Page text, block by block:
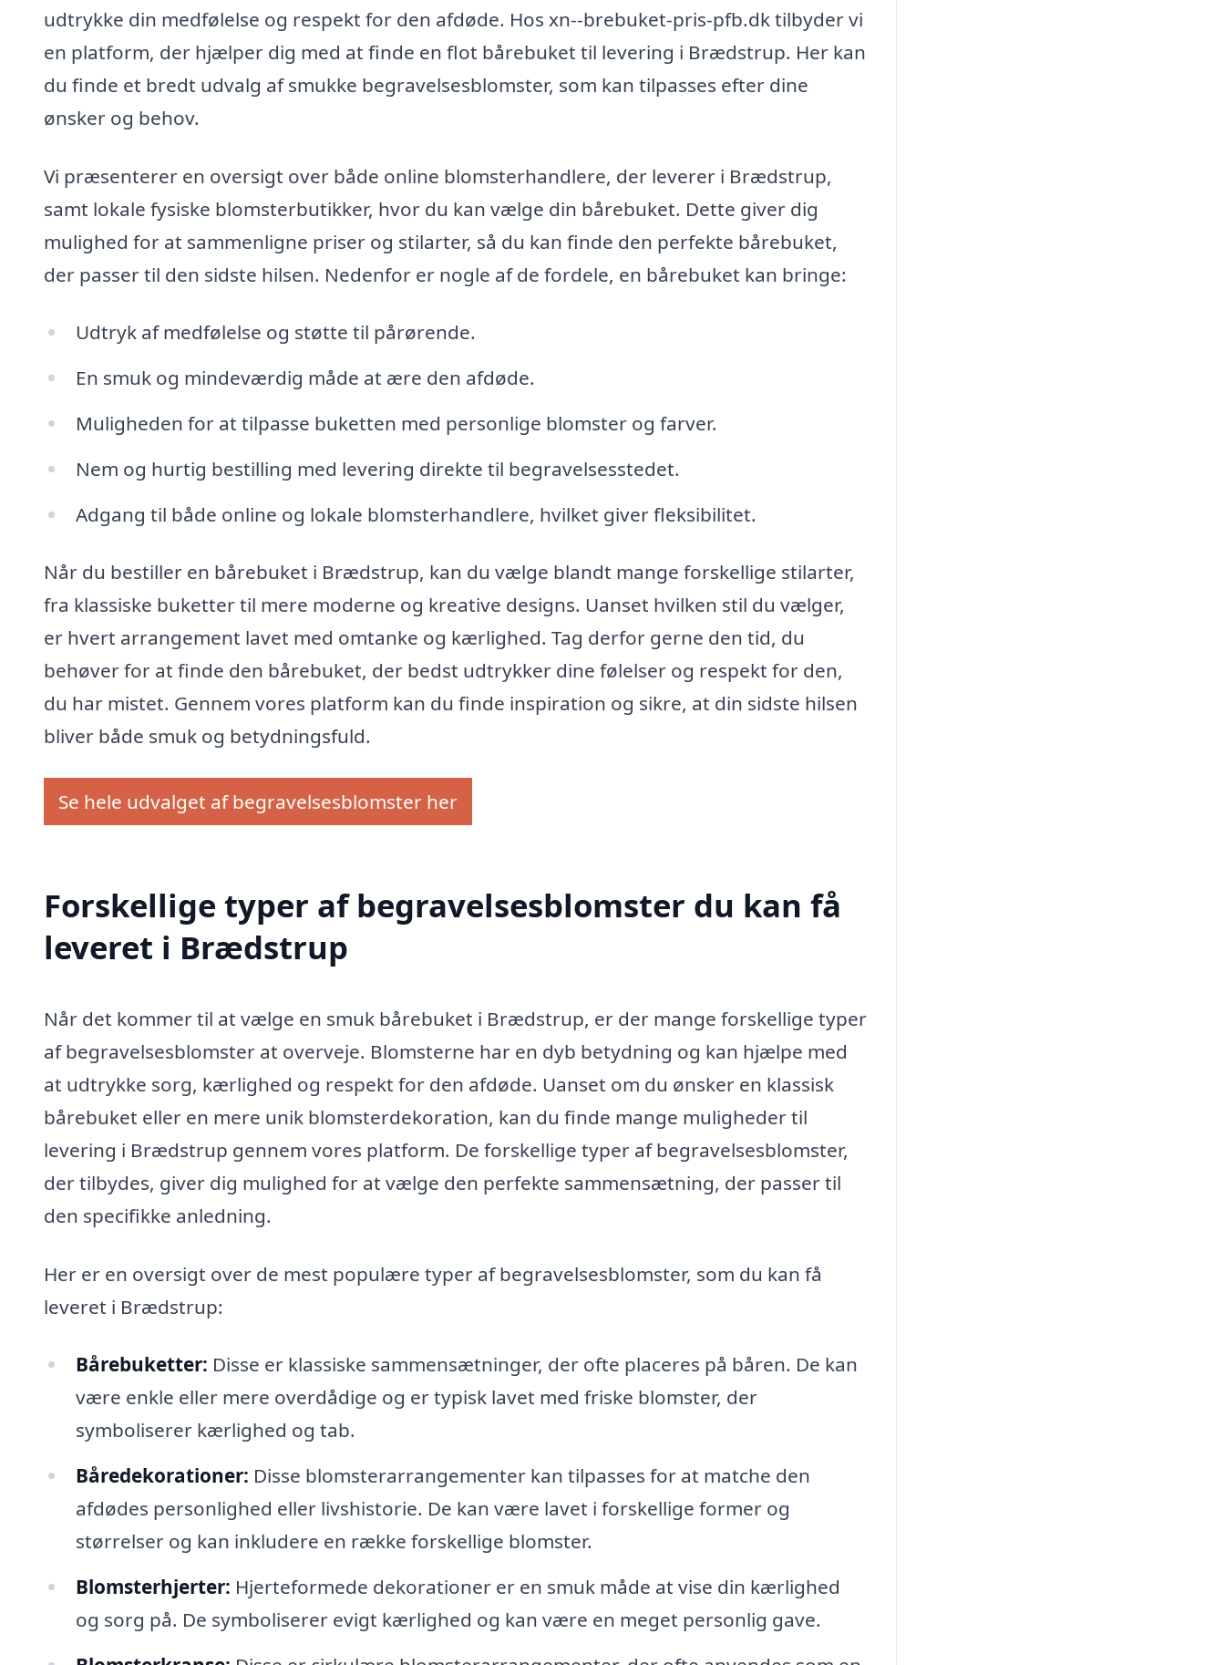
udtrykke din medfølelse og respekt for den afdøde. Hos xn--brebuket-pris-pfb.dk tilbyder vi
en platform, der hjælper dig med at finde en flot bårebuket til levering i Brædstrup. Her kan
du finde et bredt udvalg af smukke begravelsesblomster, som kan tilpasses efter dine
ønsker og behov.
Vi præsenterer en oversigt over både online blomsterhandlere, der leverer i Brædstrup,
samt lokale fysiske blomsterbutikker, hvor du kan vælge din bårebuket. Dette giver dig
mulighed for at sammenligne priser og stilarter, så du kan finde den perfekte bårebuket,
der passer til den sidste hilsen. Nedenfor er nogle af de fordele, en bårebuket kan bringe:
Udtryk af medfølelse og støtte til pårørende.
En smuk og mindeværdig måde at ære den afdøde.
Muligheden for at tilpasse buketten med personlige blomster og farver.
Nem og hurtig bestilling med levering direkte til begravelsesstedet.
Adgang til både online og lokale blomsterhandlere, hvilket giver fleksibilitet.
Når du bestiller en bårebuket i Brædstrup, kan du vælge blandt mange forskellige stilarter,
fra klassiske buketter til mere moderne og kreative designs. Uanset hvilken stil du vælger,
er hvert arrangement lavet med omtanke og kærlighed. Tag derfor gerne den tid, du
behøver for at finde den bårebuket, der bedst udtrykker dine følelser og respekt for den,
du har mistet. Gennem vores platform kan du finde inspiration og sikre, at din sidste hilsen
bliver både smuk og betydningsfuld.
Se hele udvalget af begravelsesblomster her
Forskellige typer af begravelsesblomster du kan få
leveret i Brædstrup
Når det kommer til at vælge en smuk bårebuket i Brædstrup, er der mange forskellige typer
af begravelsesblomster at overveje. Blomsterne har en dyb betydning og kan hjælpe med
at udtrykke sorg, kærlighed og respekt for den afdøde. Uanset om du ønsker en klassisk
bårebuket eller en mere unik blomsterdekoration, kan du finde mange muligheder til
levering i Brædstrup gennem vores platform. De forskellige typer af begravelsesblomster,
der tilbydes, giver dig mulighed for at vælge den perfekte sammensætning, der passer til
den specifikke anledning.
Her er en oversigt over de mest populære typer af begravelsesblomster, som du kan få
leveret i Brædstrup:
Bårebuketter: Disse er klassiske sammensætninger, der ofte placeres på båren. De kan
være enkle eller mere overdådige og er typisk lavet med friske blomster, der
symboliserer kærlighed og tab.
Båredekorationer: Disse blomsterarrangementer kan tilpasses for at matche den
afdødes personlighed eller livshistorie. De kan være lavet i forskellige former og
størrelser og kan inkludere en række forskellige blomster.
Blomsterhjerter: Hjerteformede dekorationer er en smuk måde at vise din kærlighed
og sorg på. De symboliserer evigt kærlighed og kan være en meget personlig gave.